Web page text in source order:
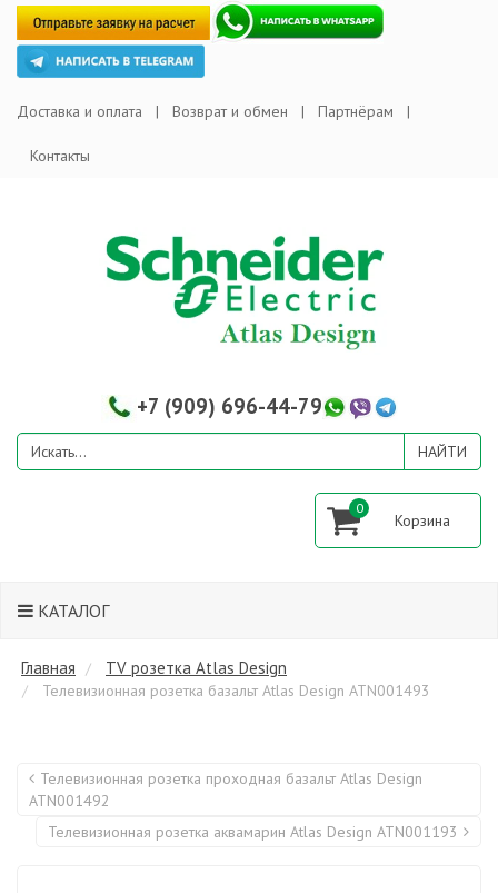
Доставка и оплата Возврат и обмен Партнёрам
Контакты
+7 (909) 696-44-79
0
КАТАЛОГ
Главная TV розетка Atlas Design
Телевизионная розетка базальт Atlas Design ATN001493
Телевизионная розетка проходная базальт Atlas Design
ATN001492
Телевизионная розетка аквамарин Atlas Design ATN001193